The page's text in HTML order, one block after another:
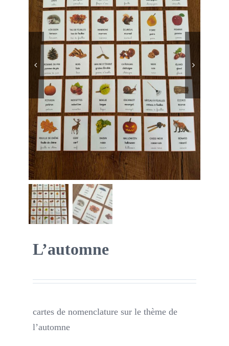
Boutique des lutins
Rechercher:
Mon compte
 
L’automne
cartes de nomenclature sur le thème de
l’automne